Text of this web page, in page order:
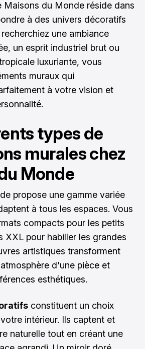
Maisons du Monde réside dans
à des univers décoratifs
une ambiance
un esprit industriel brut ou
luxuriante, vous
muraux qui
à votre vision et
types de
murales chez
Monde
propose une gamme variée
à tous les espaces. Vous
compacts pour les petits
XXL pour habiller les grandes
artistiques transforment
d'une pièce et
esthétiques.
constituent un choix
intérieur. Ils captent et
naturelle tout en créant une